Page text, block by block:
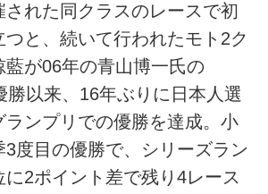
れた同クラスのレースで初
と、続いて行われたモト2ク
藍が06年の青山博一氏の
勝以来、16年ぶりに日本人選
ランプリでの優勝を達成。小
度目の優勝で、シリーズラン
に2ポイント差で残り4レース